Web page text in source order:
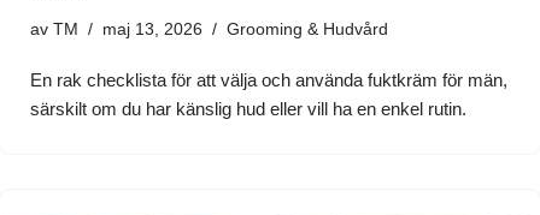
av TM maj 13, 2026 Grooming & Hudvård
En rak checklista för att välja och använda fuktkräm för män,
särskilt om du har känslig hud eller vill ha en enkel rutin.